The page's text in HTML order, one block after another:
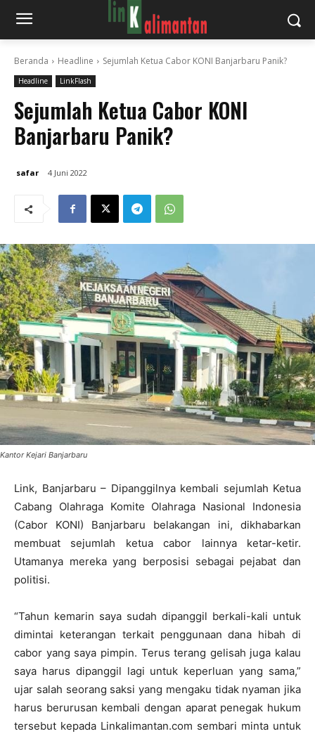
Beranda Headline Sejumlah Ketua Cabor KONI Banjarbaru Panik?
Headline LinkFlash
Sejumlah Ketua Cabor KONI
Banjarbaru Panik?
safar 4 Juni 2022
Kantor Kejari Banjarbaru
Link, Banjarbaru – Dipanggilnya kembali sejumlah Ketua
Cabang Olahraga Komite Olahraga Nasional Indonesia
(Cabor KONI) Banjarbaru belakangan ini, dikhabarkan
membuat sejumlah ketua cabor lainnya ketar-ketir.
Utamanya mereka yang berposisi sebagai pejabat dan
politisi.
“Tahun kemarin saya sudah dipanggil berkali-kali untuk
dimintai keterangan terkait penggunaan dana hibah di
cabor yang saya pimpin. Terus terang gelisah juga kalau
saya harus dipanggil lagi untuk keperluan yang sama,”
ujar salah seorang saksi yang mengaku tidak nyaman jika
harus berurusan kembali dengan aparat penegak hukum
tersebut kepada Linkalimantan.com sembari minta untuk